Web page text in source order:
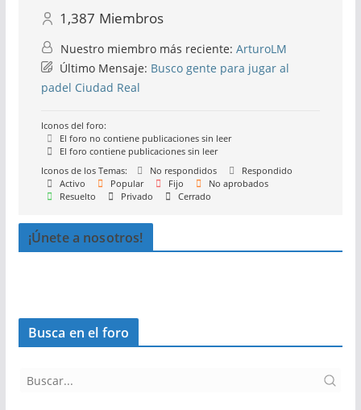
1,387 Miembros
Nuestro miembro más reciente: ArturoLM
Último Mensaje: Busco gente para jugar al
padel Ciudad Real
Iconos del foro:
El foro no contiene publicaciones sin leer
El foro contiene publicaciones sin leer
Iconos de los Temas:
No respondidos
Respondido
Activo
Popular Fijo
No aprobados
Resuelto
Privado Cerrado
¡Únete a nosotros!
Busca en el foro